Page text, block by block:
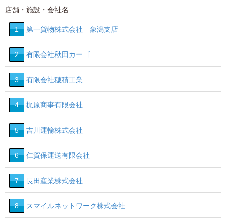
店舗・施設・会社名
1 第一貨物株式会社 象潟支店
2 有限会社秋田カーゴ
3 有限会社穂積工業
4 梶原商事有限会社
5 吉川運輸株式会社
6 仁賀保運送有限会社
7 長田産業株式会社
8 スマイルネットワーク株式会社